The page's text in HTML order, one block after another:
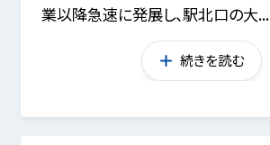
業以降急速に発展し、駅北口の大...
続きを読む